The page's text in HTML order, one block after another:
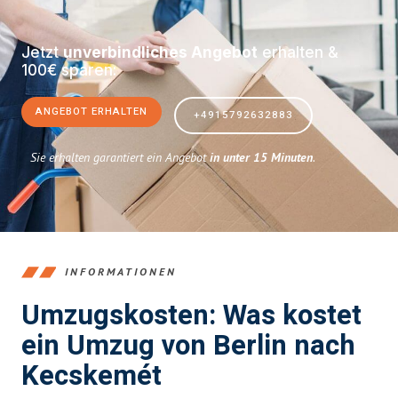
Jetztunverbindliches Angebot erhalten &
100€ sparen:
ANGEBOT ERHALTEN +4915792632883
Sie erhalten garantiert ein Angebotin unter 15 Minuten.
INFORMATIONEN
Umzugskosten: Was kostet
ein Umzug von Berlin nach
Kecskemét